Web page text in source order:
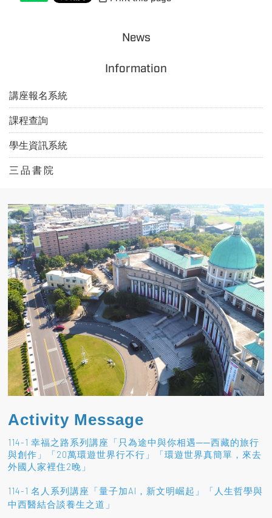
News
Information
講座報名系統
課程查詢
學生資訊系統
三 品 書 院
Activity Message
114-1 幸福之路系列講座「只為途中與你相遇──西藏的旅行
與創作」「20萬環遊世界行不行」「環遊世界真簡單，來去
外國人家裡住2晚」
114-1 名人系列講座「量子加AI，新文明崛起」「人生哲學與
中西醫結合談養生之道 」